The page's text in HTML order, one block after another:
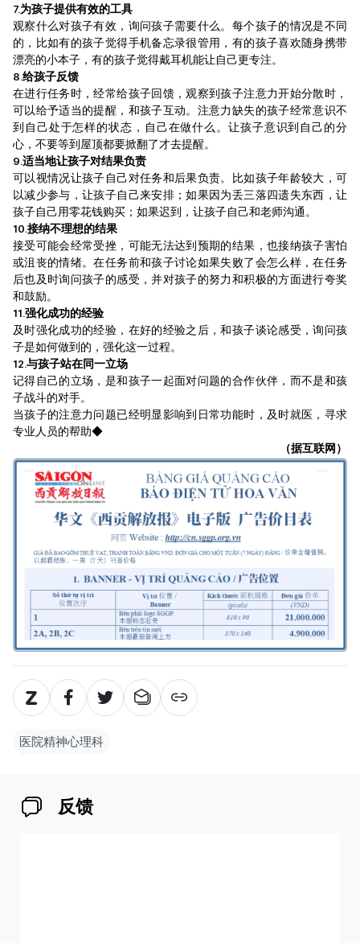
7.为孩子提供有效的工具
观察什么对孩子有效，询问孩子需要什么。每个孩子的情况是不同
的，比如有的孩子觉得手机备忘录很管用，有的孩子喜欢随身携带
漂亮的小本子，有的孩子觉得戴耳机能让自己更专注。
8.给孩子反馈
在进行任务时，经常给孩子回馈，观察到孩子注意力开始分散时，
可以给予适当的提醒，和孩子互动。注意力缺失的孩子经常意识不
到自己处于怎样的状态，自己在做什么。让孩子意识到自己的分
心，不要等到屋顶都要掀翻了才去提醒。
9.适当地让孩子对结果负责
可以视情况让孩子自己对任务和后果负责。比如孩子年龄较大，可
以减少参与，让孩子自己来安排；如果因为丢三落四遗失东西，让
孩子自己用零花钱购买；如果迟到，让孩子自己和老师沟通。
10.接纳不理想的结果
接受可能会经常受挫，可能无法达到预期的结果，也接纳孩子害怕
或沮丧的情绪。在任务前和孩子讨论如果失败了会怎么样，在任务
后也及时询问孩子的感受，并对孩子的努力和积极的方面进行夸奖
和鼓励。
11.强化成功的经验
及时强化成功的经验，在好的经验之后，和孩子谈论感受，询问孩
子是如何做到的，强化这一过程。
12.与孩子站在同一立场
记得自己的立场，是和孩子一起面对问题的合作伙伴，而不是和孩
子战斗的对手。
当孩子的注意力问题已经明显影响到日常功能时，及时就医，寻求
专业人员的帮助◆
（据互联网）
医院精神心理科
反馈